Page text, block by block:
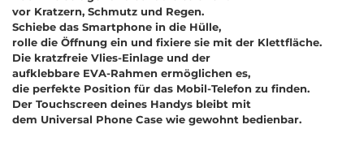
vor Kratzern, Schmutz und Regen.
Schiebe das Smartphone in die Hülle,
rolle die Öffnung ein und fixiere sie mit der Klettfläche.
Die kratzfreie Vlies-Einlage und der
aufklebbare EVA-Rahmen ermöglichen es,
die perfekte Position für das Mobil-Telefon zu finden.
Der Touchscreen deines Handys bleibt mit
dem Universal Phone Case wie gewohnt bedienbar.